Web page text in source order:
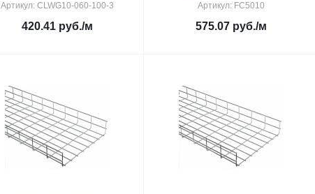
Артикул: CLWG10-060-100-3
420.41руб./м
Артикул: FC5010
575.07руб./м